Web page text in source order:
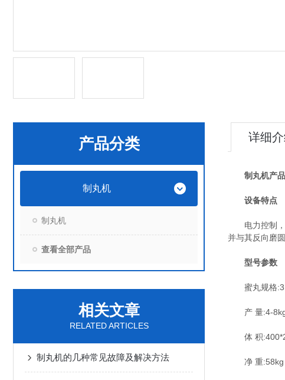
产品分类
制丸机
制丸机
查看全部产品
相关文章
RELATED ARTICLES
制丸机的几种常见故障及解决方法
详细
制丸机产品
设备特点
电力控制，
并与其反向磨
型号参数
蜜丸规格
产 量:4-
体 积
净 重:58kg